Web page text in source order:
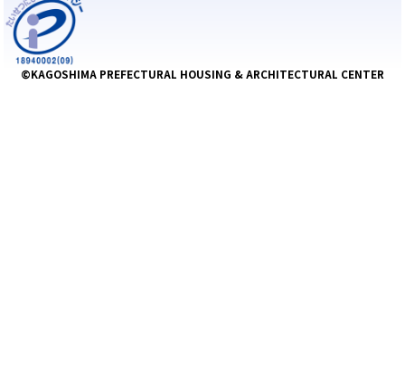
©KAGOSHIMA PREFECTURAL HOUSING & ARCHITECTURAL CENTER